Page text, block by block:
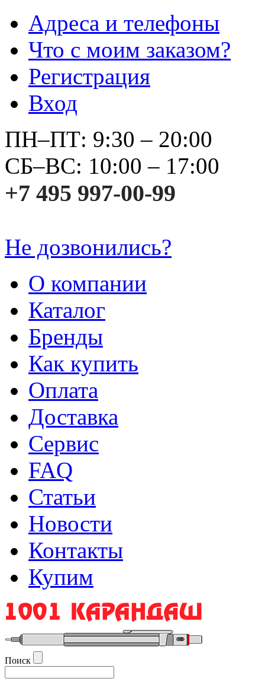
Адреса и телефоны
Что с моим заказом?
Регистрация
Вход
ПН–ПТ: 9:30 – 20:00
СБ–ВС: 10:00 – 17:00
+7 495 997-00-99
Не дозвонились?
О компании
Каталог
Бренды
Как купить
Оплата
Доставка
Сервис
FAQ
Статьи
Новости
Контакты
Купим
Поиск